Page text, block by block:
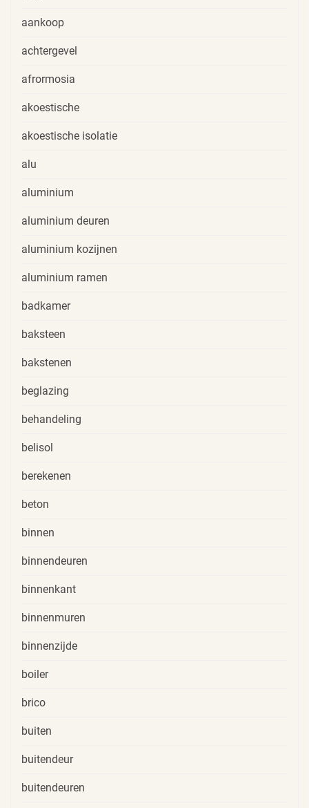
aankoop
achtergevel
afrormosia
akoestische
akoestische isolatie
alu
aluminium
aluminium deuren
aluminium kozijnen
aluminium ramen
badkamer
baksteen
bakstenen
beglazing
behandeling
belisol
berekenen
beton
binnen
binnendeuren
binnenkant
binnenmuren
binnenzijde
boiler
brico
buiten
buitendeur
buitendeuren